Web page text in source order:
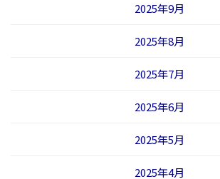
2025年9月
2025年8月
2025年7月
2025年6月
2025年5月
2025年4月